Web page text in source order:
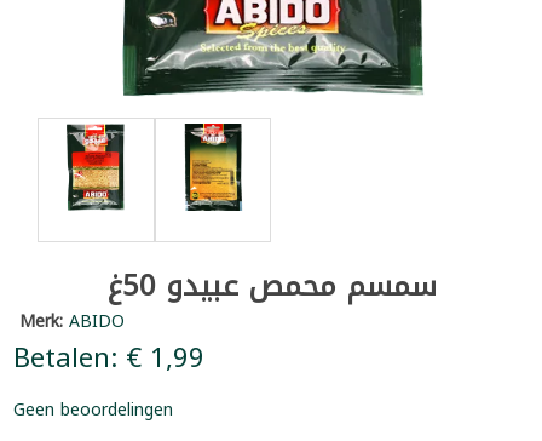
سمسم محمص عبيدو 50غ
Merk:ABIDO
Betalen: € 1,99
Geen beoordelingen